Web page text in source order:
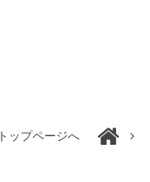
トップページへ